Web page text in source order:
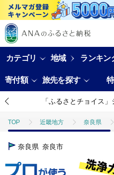
カテゴリ 地域 ランキン
寄付額 旅先を探す
「ふるさとチョイス
TOP 近畿地方 奈良県
TOP
TOP ほかの
奈良県 奈良市